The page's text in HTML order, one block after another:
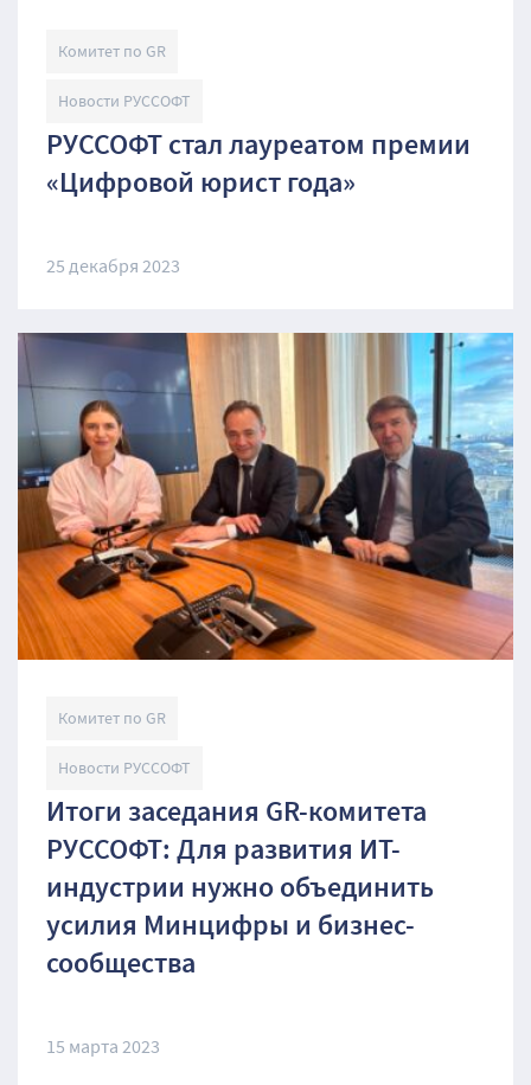
Комитет по GR
Новости РУССОФТ
РУССОФТ стал лауреатом премии
«Цифровой юрист года»
25 декабря 2023
Комитет по GR
Новости РУССОФТ
Итоги заседания GR-комитета
РУССОФТ: Для развития ИТ-
индустрии нужно объединить
усилия Минцифры и бизнес-
сообщества
15 марта 2023